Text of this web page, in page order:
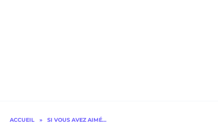
ACCUEIL » SI VOUS AVEZ AIMÉ…